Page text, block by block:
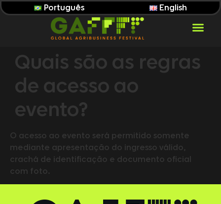
Português English
Quais são as regras
de acesso ao
evento?
O acesso ao evento será permitido somente
mediante apresentação do ingresso válido,
crachá de identificação e documento oficial
com foto.